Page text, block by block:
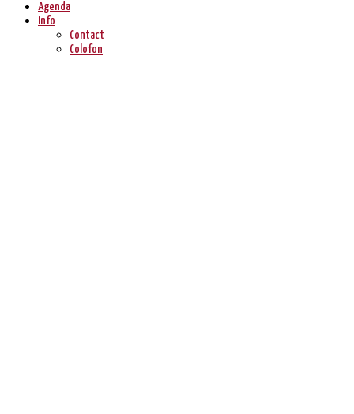
Agenda
Info
Contact
Colofon